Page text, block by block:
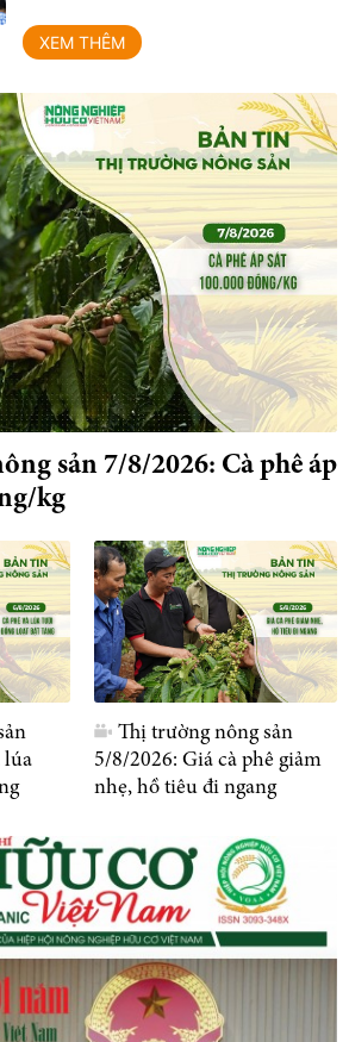
XEM THÊM
sản 7/8/2026: Cà phê áp
kg
lúa
Thị trường nông sản
5/8/2026: Giá cà phê giảm
nhẹ, hồ tiêu đi ngang